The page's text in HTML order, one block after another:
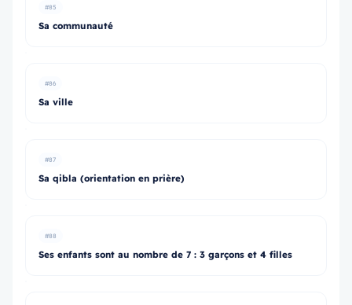
#85
Sa communauté
#86
Sa ville
#87
Sa qibla (orientation en prière)
#88
Ses enfants sont au nombre de 7 : 3 garçons et 4 filles